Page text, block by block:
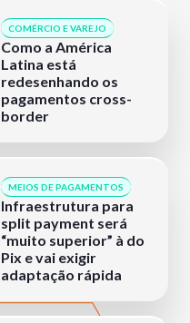
COMÉRCIO E VAREJO
Como a América
Latina está
redesenhando os
pagamentos cross-
border
MEIOS DE PAGAMENTOS
Infraestrutura para
split payment será
“muito superior” à do
Pix e vai exigir
adaptação rápida